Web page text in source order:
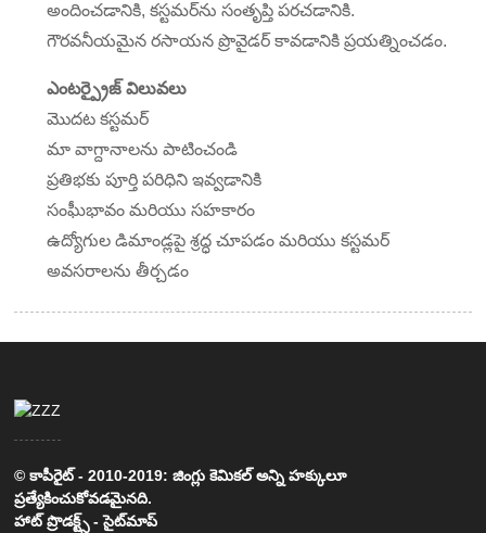
అందించడానికి, కస్టమర్‌ను సంతృప్తి పరచడానికి.
గౌరవనీయమైన రసాయన ప్రొవైడర్ కావడానికి ప్రయత్నించడం.
ఎంటర్ప్రైజ్ విలువలు
మొదట కస్టమర్
మా వాగ్దానాలను పాటించండి
ప్రతిభకు పూర్తి పరిధిని ఇవ్వడానికి
సంఘీభావం మరియు సహకారం
ఉద్యోగుల డిమాండ్లపై శ్రద్ధ చూపడం మరియు కస్టమర్
అవసరాలను తీర్చడం
© కాపీరైట్ - 2010-2019: జింగ్లు కెమికల్ అన్ని హక్కులూ
ప్రత్యేకించుకోవడమైనది.
హాట్ ప్రొడక్ట్స్ -సైట్‌మాప్